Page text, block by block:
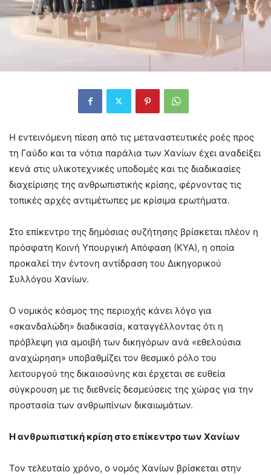
Η εντεινόμενη πίεση από τις μεταναστευτικές ροές προς
τη Γαύδο και τα νότια παράλια των Χανίων έχει αναδείξει
κενά στις υλικοτεχνικές υποδομές και τις διαδικασίες
διαχείρισης της ανθρωπιστικής κρίσης, φέρνοντας τις
τοπικές αρχές αντιμέτωπες με κρίσιμα ερωτήματα.
Στο επίκεντρο της δημόσιας συζήτησης βρίσκεται πλέον η
πρόσφατη Κοινή Υπουργική Απόφαση (ΚΥΑ), η οποία
προκαλεί την έντονη αντίδραση του Δικηγορικού
Συλλόγου Χανίων.
Ο νομικός κόσμος της περιοχής κάνει λόγο για
«σκανδαλώδη» διαδικασία, καταγγέλλοντας ότι η
πρόβλεψη για αμοιβή των δικηγόρων ανά «εθελούσια
αναχώρηση» υποβαθμίζει τον θεσμικό ρόλο του
λειτουργού της δικαιοσύνης και έρχεται σε ευθεία
σύγκρουση με τις διεθνείς δεσμεύσεις της χώρας για την
προστασία των ανθρωπίνων δικαιωμάτων.
Η ανθρωπιστική κρίση στο επίκεντρο των Χανίων
Τον τελευταίο χρόνο, ο νομός Χανίων βρίσκεται στην